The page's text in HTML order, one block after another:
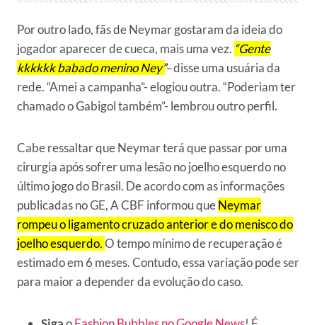
Por outro lado, fãs de Neymar gostaram da ideia do
jogador aparecer de cueca, mais uma vez. “Gente
kkkkkk babado menino Ney”–disse uma usuária da
rede. “Amei a campanha”- elogiou outra. “Poderiam ter
chamado o Gabigol também”- lembrou outro perfil.
Cabe ressaltar que Neymar terá que passar por uma
cirurgia após sofrer uma lesão no joelho esquerdo no
último jogo do Brasil. De acordo com as informações
publicadas no GE, A CBF informou queNeymar
rompeu o ligamento cruzado anterior e do menisco do
joelho esquerdo.O tempo mínimo de recuperação é
estimado em 6 meses. Contudo, essa variação pode ser
para maior a depender da evolução do caso.